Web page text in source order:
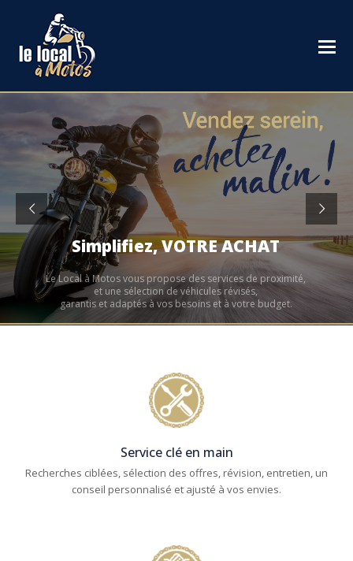
Simplifiez, VOTRE ACHAT
Le Local à Motos vous propose des services de proximité,
et une sélection de véhicules révisés,
garantis et adaptés à vos besoins et à votre budget.
Service clé en main
Recherches ciblées, sélection des offres, révision, entretien, un
conseil personnalisé et ajusté à vos envies.